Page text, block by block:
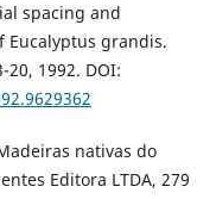
spacing and
grandis.
20, 1992. DOI:
Madeiras nativas do
Editora LTDA, 279